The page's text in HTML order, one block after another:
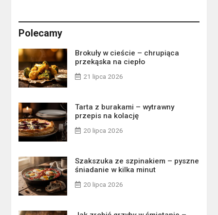
Polecamy
Brokuły w cieście – chrupiąca
przekąska na ciepło
21 lipca 2026
Tarta z burakami – wytrawny
przepis na kolację
20 lipca 2026
Szakszuka ze szpinakiem – pyszne
śniadanie w kilka minut
20 lipca 2026